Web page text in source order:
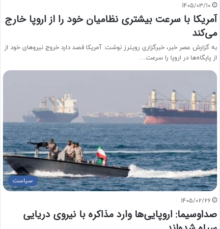
1405/03/10
آمریکا با سرعت بیشتری نظامیان خود را از اروپا خارج
می‌کند
به گزارش عصر خبر، خبرگزاری رویترز نوشت: آمریکا قصد دارد خروج نیروهای خود از
از پایگاه‌ها در اروپا را سرعت…
سیاست
1405/02/26
صداوسیما: اروپایی‌ها وارد مذاکره با نیروی دریایی